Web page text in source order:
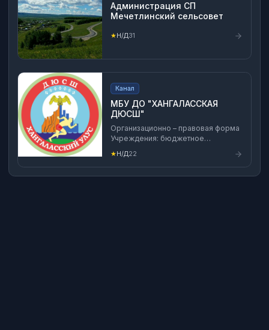
Администрация СП
Мечетлинский сельсовет
★Н/Д31
Канал
МБУ ДО "ХАНГАЛАССКАЯ
ДЮСШ"
Организационно – правовая форма
Учреждения: бюджетное
учреждение Тип учреждения:
учреждение дополнительного
образования Официальное полное
наименование Учреждения:
★Н/Д22